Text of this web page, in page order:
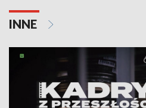
INNE